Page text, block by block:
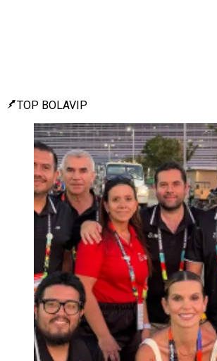
TOP BOLAVIP